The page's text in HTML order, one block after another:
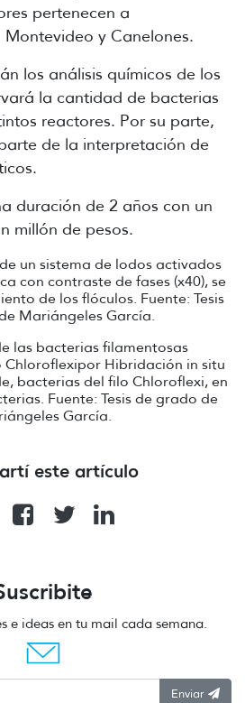
pertenecen a
y Canelones.
los análisis químicos de los
la cantidad de bacterias
reactores. Por su parte,
de la interpretación de
duración de 2 años con un
millón de pesos.
un sistema de lodos activados
con contraste de fases (x40), se
de los flóculos. Fuente: Tesis
Mariángeles García.
las bacterias filamentosas
Chloroflexipor Hibridación in situ
bacterias del filo Chloroflexi, en
Fuente: Tesis de grado de
García.
este artículo
e ideas en tu mail cada semana.
Enviar